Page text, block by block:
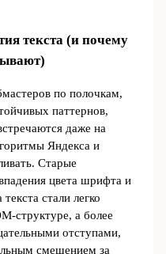
текста (и почему
по полочкам,
паттернов,
даже на
Яндекса и
Старые
цвета шрифта и
стали легко
структуре, а более
отступами,
смещением за